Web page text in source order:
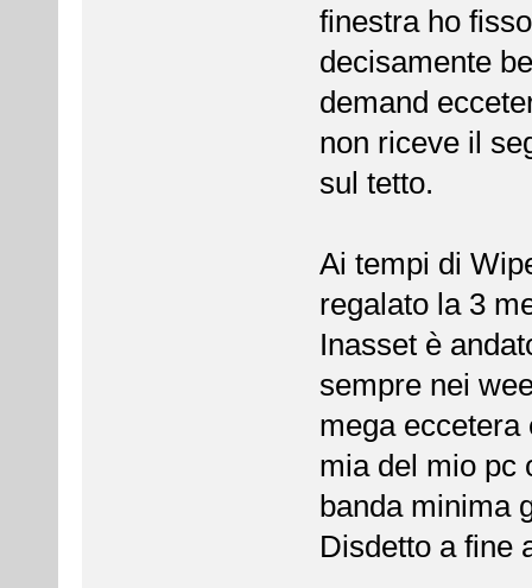
finestra ho
decisamente
demand
non riceve il
sul tetto.
Ai tempi di
regalato la 3
Inasset è
sempre nei
mega eccetera
mia del mio pc
banda minima
Disdetto a fine